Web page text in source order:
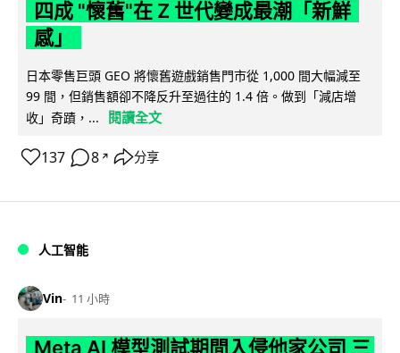
四成 "懷舊"在 Z 世代變成最潮「新鮮
感」
日本零售巨頭 GEO 將懷舊遊戲銷售門市從 1,000 間大幅減至
99 間，但銷售額卻不降反升至過往的 1.4 倍。做到「減店增
收」奇蹟，...
閱讀全文
137 8 ↗ 分享
人工智能
Vin 11 小時
Meta AI 模型測試期間入侵他家公司 三